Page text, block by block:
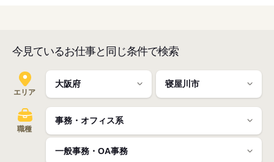
今見ているお仕事と同じ条件で検索
エリア
職種